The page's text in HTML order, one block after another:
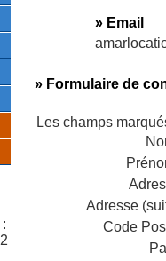
» Email
» Formulaire de
Les champs
Adresse
Code